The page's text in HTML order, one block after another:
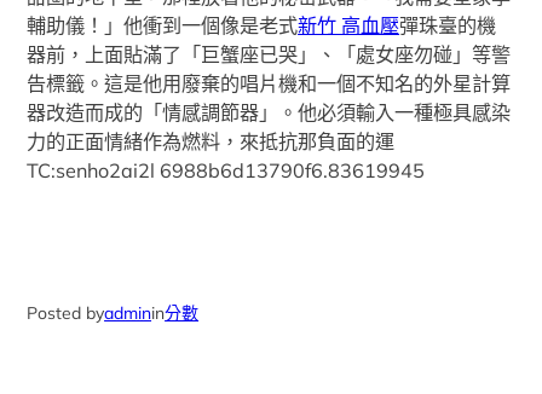
輔助儀！」他衝到一個像是老式新竹 高血壓彈珠臺的機
器前，上面貼滿了「巨蟹座已哭」、「處女座勿碰」等警
告標籤。這是他用廢棄的唱片機和一個不知名的外星計算
器改造而成的「情感調節器」。他必須輸入一種極具感染
力的正面情緒作為燃料，來抵抗那負面的運
TC:senho2ai2l 6988b6d13790f6.83619945
Posted byadminin分數